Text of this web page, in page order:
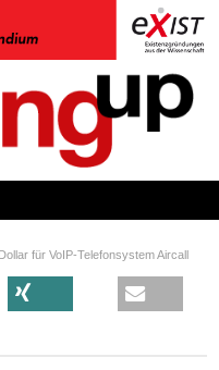
für VoIP-Telefonsystem Aircall